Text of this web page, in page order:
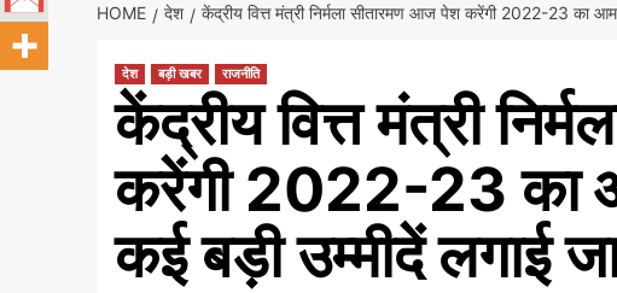
HOME देश केंद्रीय वित्त मंत्री निर्मला सीतारमण आज पेश करेंगी 2022-23 का
देश बड़ी खबर राजनीति
केंद्रीय वित्त मंत्री
करेंगी 2022-23 का
कई बड़ी उम्मीदें लगाई